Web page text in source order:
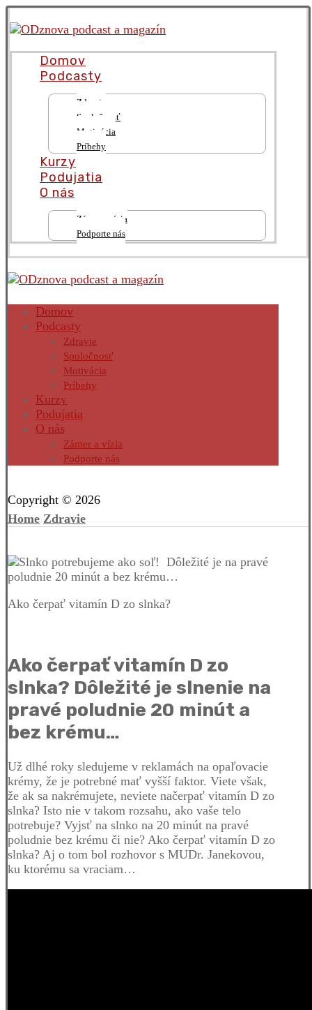
Domov
Podcasty
Zdravie
Spoločnosť
Motivácia
Príbehy
Kurzy
Podujatia
O nás
Zámer a vízia
Podporte nás
Domov
Podcasty
Zdravie
Spoločnosť
Motivácia
Príbehy
Kurzy
Podujatia
O nás
Zámer a vízia
Podporte nás
Copyright © 2026
Home Zdravie
Ako čerpať vitamín D zo slnka?
Ako čerpať vitamín D zo
slnka? Dôležité je slnenie na
pravé poludnie 20 minút a
bez krému…
Už dlhé roky sledujeme v reklamách na opaľovacie
krémy, že je potrebné mať vyšší faktor. Viete však,
že ak sa nakrémujete, neviete načerpať vitamín D zo
slnka? Isto nie v takom rozsahu, ako vaše telo
potrebuje? Vyjsť na slnko na 20 minút na pravé
poludnie bez krému či nie? Ako čerpať vitamín D zo
slnka? Aj o tom bol rozhovor s MUDr. Janekovou,
ku ktorému sa vraciam…